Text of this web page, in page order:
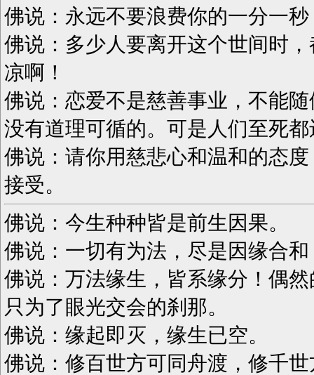
佛说：永远不要浪费你的一分一
佛说：多少人要离开这个世间时
凉啊！
佛说：恋爱不是慈善事业，不能
没有道理可循的。可是人们至死
佛说：请你用慈悲心和温和的态
接受。
佛说：今生种种皆是前生因果。
佛说：一切有为法，尽是因缘合
佛说：万法缘生，皆系缘分！偶
只为了眼光交会的刹那。
佛说：缘起即灭，缘生已空。
佛说：修百世方可同舟渡，修千